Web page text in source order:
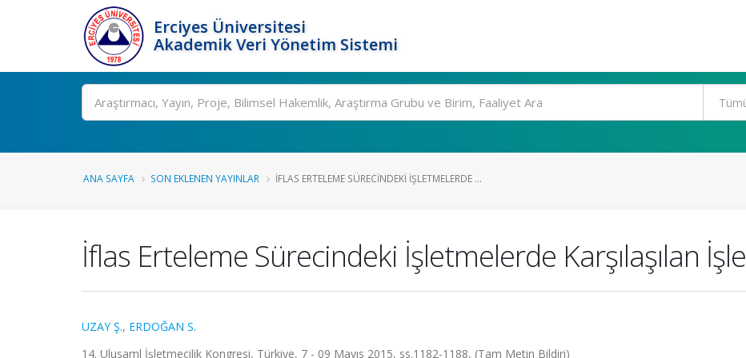
Erciyes Üniversitesi
Akademik Veri Yönetim Sistemi
Ara
ANA SAYFA SON EKLENEN YAYINLAR İFLAS ERTELEME SÜRECINDEKI İŞLETMELERDE ...
İflas Erteleme Sürecindeki İşletmelerde Karşılaşılan
UZAY Ş., ERDOĞAN S.
14. Ulusaml İşletmecilik Kongresi, Türkiye, 7 - 09 Mayıs 2015, ss.1182-1188, (Tam Metin Bildiri)